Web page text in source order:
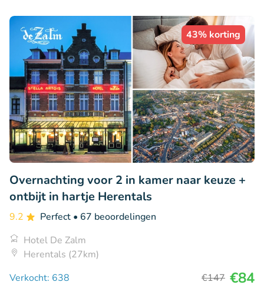
43% korting
Overnachting voor 2 in kamer naar keuze +
ontbijt in hartje Herentals
9.2 Perfect • 67 beoordelingen
Hotel De Zalm
Herentals (27km)
Verkocht: 638
€147 €84